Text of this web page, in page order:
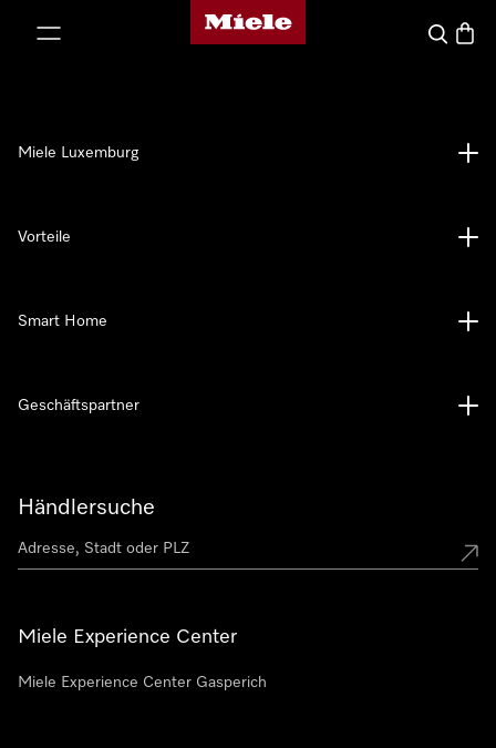
Miele-Homepage
Suche
Händlersuche
Miele Experience Center
Miele Experience Center Gasperich
Miele Luxemburg
Vorteile
Smart Home
Geschäftspartner